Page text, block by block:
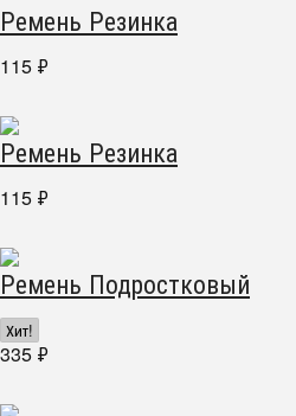
Ремень Резинка
115 ₽
Ремень Резинка
115 ₽
Ремень Подростковый
Хит!
335 ₽